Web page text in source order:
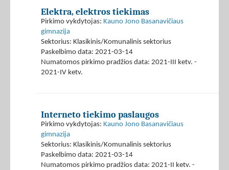
Elektra, elektros tiekimas
Pirkimo vykdytojas: Kauno Jono Basanavičiaus
gimnazija
Sektorius: Klasikinis/Komunalinis sektorius
Paskelbimo data: 2021-03-14
Numatomos pirkimo pradžios data: 2021-III ketv. -
2021-IV ketv.
Interneto tiekimo paslaugos
Pirkimo vykdytojas: Kauno Jono Basanavičiaus
gimnazija
Sektorius: Klasikinis/Komunalinis sektorius
Paskelbimo data: 2021-03-14
Numatomos pirkimo pradžios data: 2021-II ketv. -